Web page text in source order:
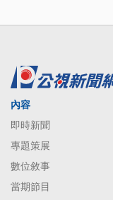
內容
即時新聞
專題策展
數位敘事
當期節目